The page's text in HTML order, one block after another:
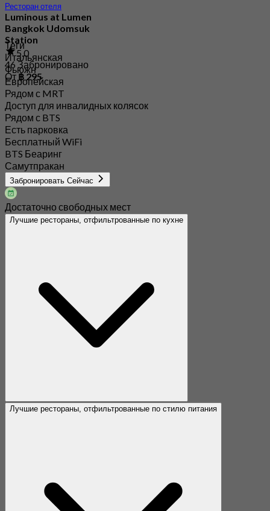
Ресторан отеля
Luminous at Lumen
Bangkok Udomsuk
Station
5.0
46 Забронировано
От฿ 295
Теги
Итальянская
Фьюжн
Европейская
Рядом с MRT
Доступ для инвалидных колясок
Рядом с BTS
Есть парковка
Бесплатный WiFi
BTS Беаринг
Самутпракан
Забронировать Сейчас
Достаточно свободных мест
Лучшие рестораны, отфильтрованные по кухне
Лучшие рестораны, отфильтрованные по стилю питания